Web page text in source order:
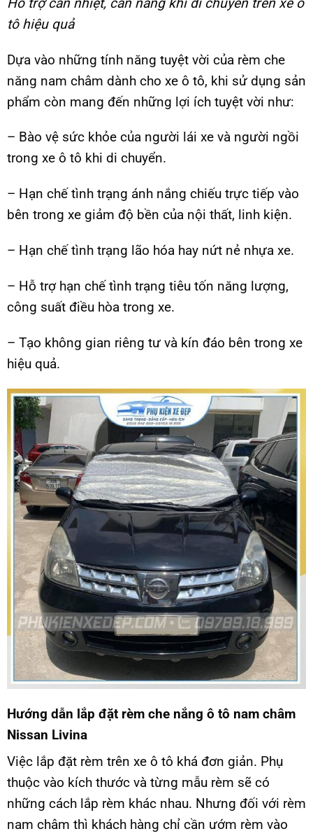
tô hiệu quả
Dựa vào những tính năng tuyệt vời của rèm che
năng nam châm dành cho xe ô tô, khi sử dụng sản
phẩm còn mang đến những lợi ích tuyệt vời như:
– Bào vệ sức khỏe của người lái xe và người ngồi
trong xe ô tô khi di chuyển.
– Hạn chế tình trạng ánh nắng chiếu trực tiếp vào
bên trong xe giảm độ bền của nội thất, linh kiện.
– Hạn chế tình trạng lão hóa hay nứt nẻ nhựa xe.
– Hỗ trợ hạn chế tình trạng tiêu tốn năng lượng,
công suất điều hòa trong xe.
– Tạo không gian riêng tư và kín đáo bên trong xe
hiệu quả.
Hướng dẫn lắp đặt rèm che nắng ô tô nam châm
Nissan Livina
Việc lắp đặt rèm trên xe ô tô khá đơn giản. Phụ
thuộc vào kích thước và từng mẫu rèm sẽ có
những cách lắp rèm khác nhau. Nhưng đối với rèm
nam châm thì khách hàng chỉ cần ướm rèm vào